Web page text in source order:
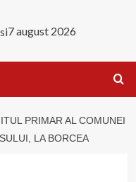
7 august 2026
PRIMAR AL COMUNEI
LA BORCEA